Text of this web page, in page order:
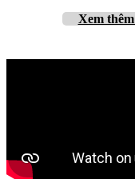
Xem thêm